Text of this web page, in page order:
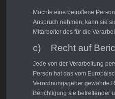
Möchte eine betroffene
Anspruch nehmen, kann sie
Mitarbeiter des für die
c) Recht auf
Jede von der Verarbeitung
Person hat das vom
Verordnungsgeber gewährte
Berichtigung sie betreffender